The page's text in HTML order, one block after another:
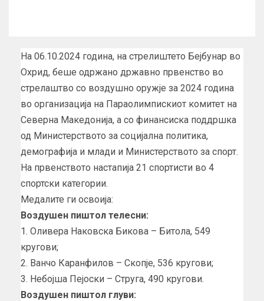
На 06.10.2024 година, на стрелиштето Бејбунар во
Охрид, беше одржано државно првенство во
стрелаштво со воздушно оружје за 2024 година
во организација на Параолимпискиот комитет на
Северна Македонија, а со финансиска поддршка
од Министерството за социјална политика,
демографија и млади и Министерството за спорт.
На првенството настапија 21 спортисти во 4
спортски категории.
Медалите ги освоија:
Воздушен пиштол телесни:
1. Оливера Наковска Бикова – Битола, 549
кругови;
2. Ванчо Каранфилов – Скопје, 536 кругови;
3. Небојша Пејоски – Струга, 490 кругови.
Воздушен пиштол глуви: